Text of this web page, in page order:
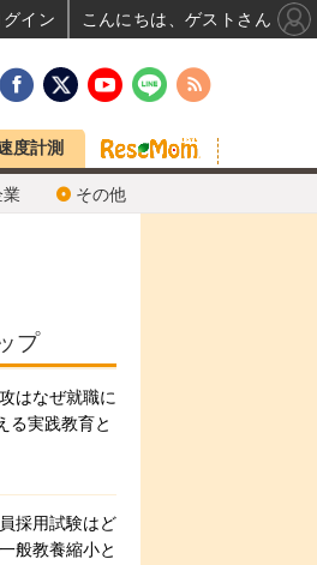
業 その他
度計測
プ
はなぜ就職に
る実践教育と
採用試験はど
般教養縮小と
グイン こんにちは、ゲストさん